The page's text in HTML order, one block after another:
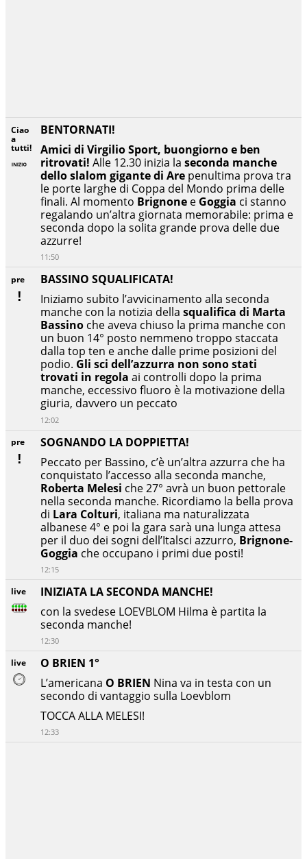
live
O BRIEN 1°
L’americana O BRIEN Nina va in testa con un
secondo di vantaggio sulla Loevblom
TOCCA ALLA MELESI!
12:33
live
INIZIATA LA SECONDA MANCHE!
con la svedese LOEVBLOM Hilma è partita la
seconda manche!
12:30
pre
SOGNANDO LA DOPPIETTA!
Peccato per Bassino, c’è un’altra azzurra che ha
conquistato l’accesso alla seconda manche,
Roberta Melesi che 27° avrà un buon pettorale
nella seconda manche. Ricordiamo la bella prova
di Lara Colturi, italiana ma naturalizzata
albanese 4° e poi la gara sarà una lunga attesa
per il duo dei sogni dell’Italsci azzurro, Brignone-
Goggia che occupano i primi due posti!
12:15
pre
BASSINO SQUALIFICATA!
Iniziamo subito l’avvicinamento alla seconda
manche con la notizia della squalifica di Marta
Bassino che aveva chiuso la prima manche con
un buon 14° posto nemmeno troppo staccata
dalla top ten e anche dalle prime posizioni del
podio. Gli sci dell’azzurra non sono stati
trovati in regola ai controlli dopo la prima
manche, eccessivo fluoro è la motivazione della
giuria, davvero un peccato
12:02
Ciao
a
tutti!
BENTORNATI!
Amici di Virgilio Sport, buongiorno e ben
ritrovati! Alle 12.30 inizia la seconda manche
dello slalom gigante di Are penultima prova tra
le porte larghe di Coppa del Mondo prima delle
finali. Al momento Brignone e Goggia ci stanno
regalando un’altra giornata memorabile: prima e
seconda dopo la solita grande prova delle due
azzurre!
11:50